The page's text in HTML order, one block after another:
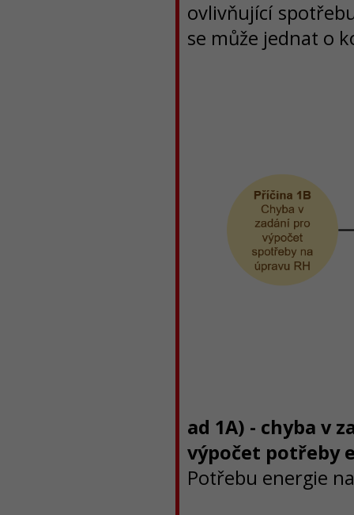
ovlivňující
se může jednat o
ad 1A) - chyba v
výpočet potřeby
Potřebu energie